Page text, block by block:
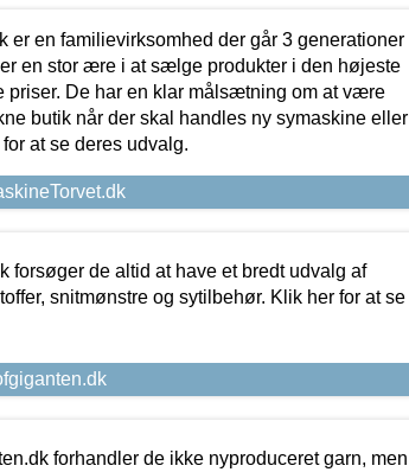
er en familievirksomhed der går 3 generationer
en stor ære i at sælge produkter i den højeste
priser. De har en klar målsætning om at være
butik når der skal handles ny symaskine eller
at se deres udvalg.
forsøger de altid at have et bredt udvalg af
snitmønstre og sytilbehør. Klik her for at se
forhandler de ikke nyproduceret garn, men